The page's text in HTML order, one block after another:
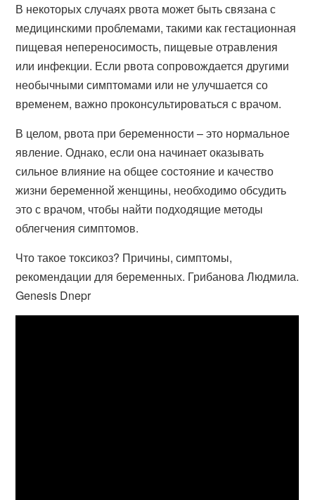
В некоторых случаях рвота может быть связана с
медицинскими проблемами, такими как гестационная
пищевая непереносимость, пищевые отравления
или инфекции. Если рвота сопровождается другими
необычными симптомами или не улучшается со
временем, важно проконсультироваться с врачом.
В целом, рвота при беременности – это нормальное
явление. Однако, если она начинает оказывать
сильное влияние на общее состояние и качество
жизни беременной женщины, необходимо обсудить
это с врачом, чтобы найти подходящие методы
облегчения симптомов.
Что такое токсикоз? Причины, симптомы,
рекомендации для беременных. Грибанова Людмила.
Genesis Dnepr